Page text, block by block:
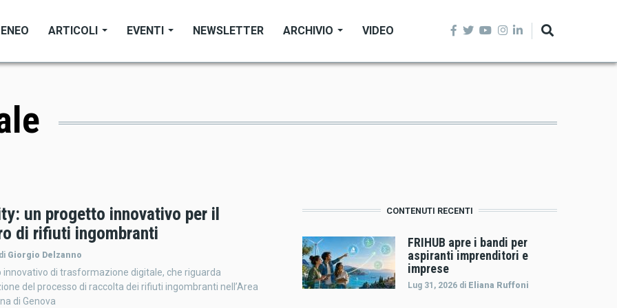
ARTICOLI EVENTI NEWSLETTER ARCHIVIO VIDEO
un progetto innovativo per il
di rifiuti ingombranti
di Giorgio Delzanno
innovativo di trasformazione digitale, che riguarda
del processo di raccolta dei rifiuti ingombranti nell’Area
di Genova
CONTENUTI RECENTI
FRIHUB apre i bandi per
aspiranti imprenditori e
imprese
Lug 31, 2026 di Eliana Ruffoni